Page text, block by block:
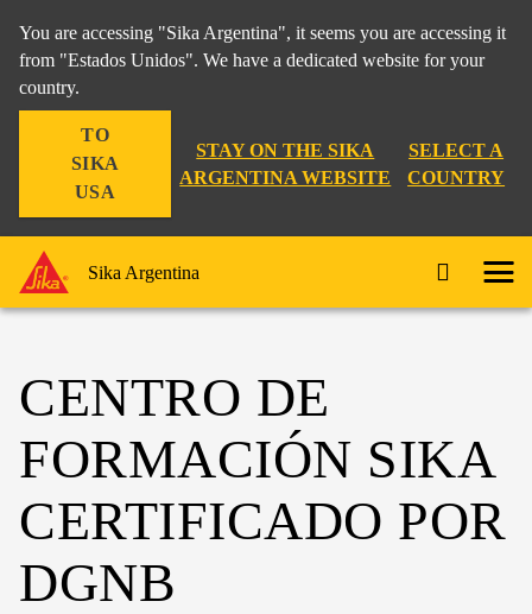
You are accessing "Sika Argentina", it seems you are accessing it
from "Estados Unidos". We have a dedicated website for your
country.
TO
SIKA
USA
STAY ON THE SIKA
ARGENTINA WEBSITE
SELECT A
COUNTRY
Sika Argentina
CENTRO DE
FORMACIÓN SIKA
CERTIFICADO POR
DGNB